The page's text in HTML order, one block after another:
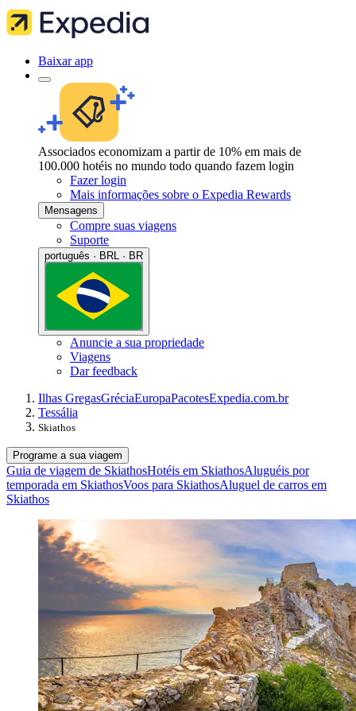
Baixar app
Associados economizam a partir de 10% em mais de
100.000 hotéis no mundo todo quando fazem login
Fazer login
Mais informações sobre o Expedia Rewards
Mensagens
Compre suas viagens
Suporte
português · BRL · BR
Anuncie a sua propriedade
Viagens
Dar feedback
Ilhas GregasGréciaEuropaPacotesExpedia.com.br
Tessália
Skiathos
Programe a sua viagem
Guia de viagem de SkiathosHotéis em SkiathosAluguéis por
temporada em SkiathosVoos para SkiathosAluguel de carros em
Skiathos